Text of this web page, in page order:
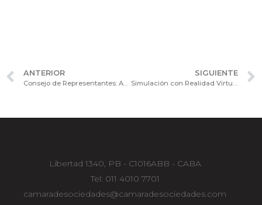
ANTERIOR
Consejo de Representantes: Análisis de la actualidad política por Santiago Fioriti.
SIGUIENTE
Simulación con Realidad Virtual: exposición en el consejo de Procesos y Tecnología.
Libertad 1340, PB - C1016ABB - CABA
Tel: 011 4010 7701
camaradesociedades@camaradesociedades.com